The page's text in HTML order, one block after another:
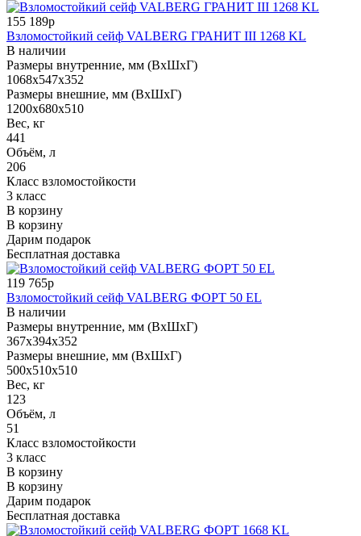
155 189р
Взломостойкий сейф VALBERG ГРАНИТ III 1268 KL
В наличии
Размеры внутренние, мм (ВхШхГ)
1068x547x352
Размеры внешние, мм (ВхШхГ)
1200x680x510
Вес, кг
441
Объём, л
206
Класс взломостойкости
3 класс
В корзину
В корзину
Дарим подарок
Бесплатная доставка
119 765р
Взломостойкий сейф VALBERG ФОРТ 50 EL
В наличии
Размеры внутренние, мм (ВхШхГ)
367x394x352
Размеры внешние, мм (ВхШхГ)
500x510x510
Вес, кг
123
Объём, л
51
Класс взломостойкости
3 класс
В корзину
В корзину
Дарим подарок
Бесплатная доставка